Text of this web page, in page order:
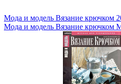
Мода и модель Вязание крючком
Мода и модель Вязание крючком